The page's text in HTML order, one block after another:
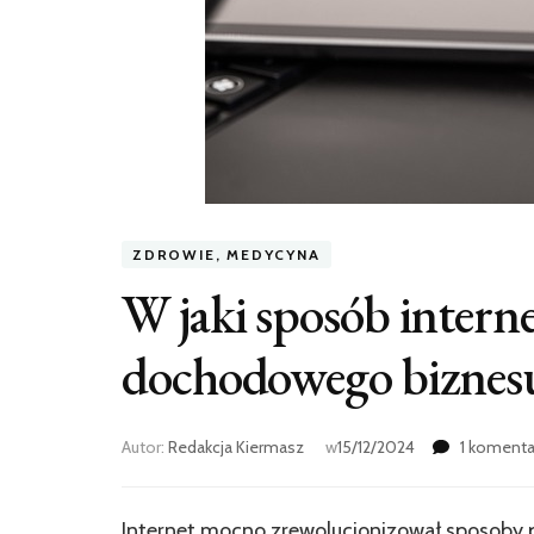
ZDROWIE, MEDYCYNA
W jaki sposób
dochodowego
Autor: Redakcja Kiermasz w15/12/2024 1